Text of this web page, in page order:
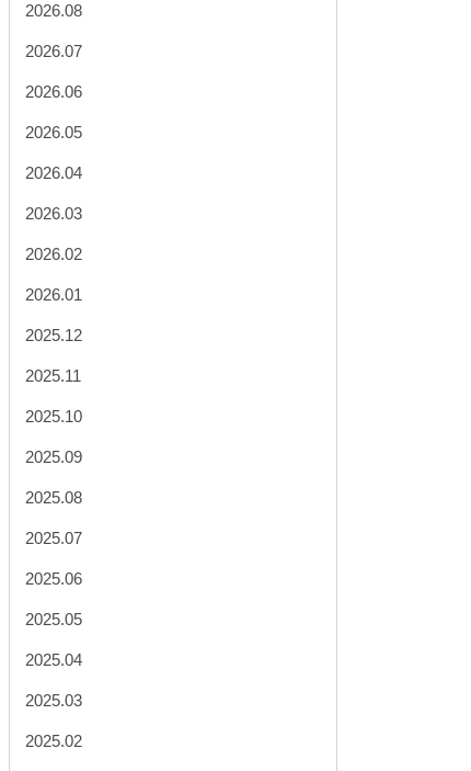
2026.08
2026.07
2026.06
2026.05
2026.04
2026.03
2026.02
2026.01
2025.12
2025.11
2025.10
2025.09
2025.08
2025.07
2025.06
2025.05
2025.04
2025.03
2025.02